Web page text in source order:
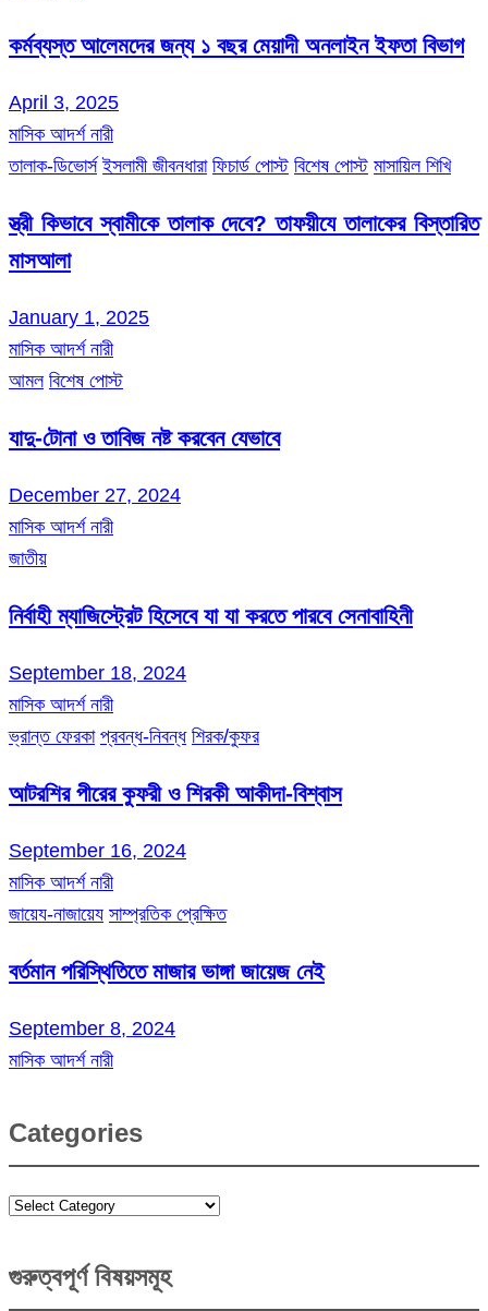
কর্মব্যস্ত আলেমদের জন্য ১ বছর মেয়াদী অনলাইন ইফতা বিভাগ
April 3, 2025
মাসিক আদর্শ নারী
তালাক-ডিভোর্স ইসলামী জীবনধারা ফিচার্ড পোস্ট বিশেষ পোস্ট মাসায়িল শিখি
স্ত্রী কিভাবে স্বামীকে তালাক দেবে? তাফয়ীযে তালাকের বিস্তারিত
মাসআলা
January 1, 2025
মাসিক আদর্শ নারী
আমল বিশেষ পোস্ট
যাদু-টোনা ও তাবিজ নষ্ট করবেন যেভাবে
December 27, 2024
মাসিক আদর্শ নারী
জাতীয়
নির্বাহী ম্যাজিস্ট্রেট হিসেবে যা যা করতে পারবে সেনাবাহিনী
September 18, 2024
মাসিক আদর্শ নারী
ভ্রান্ত ফেরকা প্রবন্ধ-নিবন্ধ শিরক/কুফর
আটরশির পীরের কুফরী ও শিরকী আকীদা-বিশ্বাস
September 16, 2024
মাসিক আদর্শ নারী
জায়েয-নাজায়েয সাম্প্রতিক প্রেক্ষিত
বর্তমান পরিস্থিতিতে মাজার ভাঙ্গা জায়েজ নেই
September 8, 2024
মাসিক আদর্শ নারী
Categories
Categories
গুরুত্বপূর্ণ বিষয়সমূহ